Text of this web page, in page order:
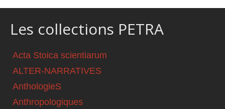
Les collections PETRA
Acta Stoica scientiarum
ALTER-NARRATIVES
AnthologieS
Anthropologiques